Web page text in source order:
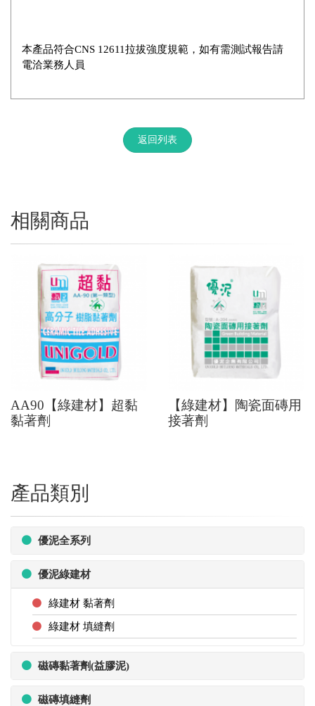
本產品符合CNS 12611拉拔強度規範，如有需測試報告請
電洽業務人員
返回列表
相關商品
AA90【綠建材】超黏
黏著劑
【綠建材】陶瓷面磚用
接著劑
產品類別
優泥全系列
優泥綠建材
綠建材 黏著劑
綠建材 填縫劑
磁磚黏著劑(益膠泥)
磁磚填縫劑